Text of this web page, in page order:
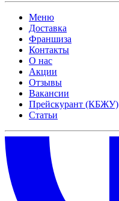
Меню
Доставка
Франшиза
Контакты
О нас
Акции
Отзывы
Вакансии
Прейскурант (КБЖУ)
Статьи